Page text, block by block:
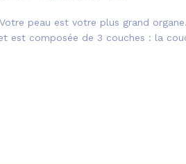
peau est votre plus grand
est composée de 3 couches : la